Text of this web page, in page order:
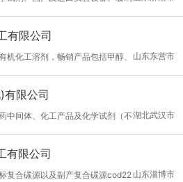
材、包装材料等
有限公司
山东东营市
机化工溶剂，畅销产品包括甲醇、
氯乙烷、苯胺，碳酸二甲酯、丙二醇、环氧丙
醋酸甲酯、醋酸乙酯等化工原料
有限公司
湖北武汉市
中间体、化工产品及化学试剂（不
售
有限公司
山东淄博市
复合碳源以及副产复合碳源cod22